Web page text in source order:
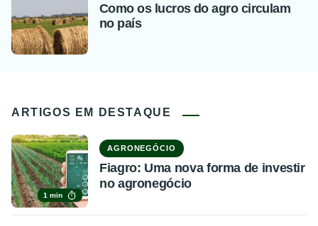
Como os lucros do agro circulam
no país
ARTIGOS EM DESTAQUE
1 min
AGRONEGÓCIO
Fiagro: Uma nova forma de investir
no agronegócio